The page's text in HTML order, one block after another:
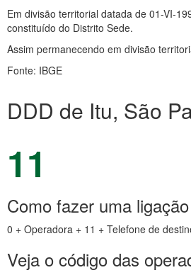
Em divisão territorial datada de 01-VI-
constituído do Distrito Sede.
Assim permanecendo em divisão
Fonte: IBGE
DDD de Itu, São
11
Como fazer uma
0 + Operadora + 11 + Telefone de
Veja o código das